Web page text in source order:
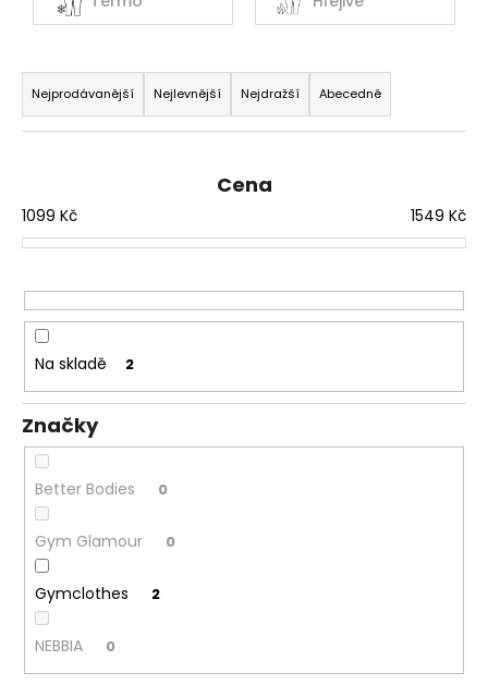
Ř
a
z
í
p
o
d
u
k
t
ů
Nejprodávanější Nejlevnější Nejdražší Abecedně
Cena
1099 Kč 1549 Kč
Na skladě 2
Značky
Better Bodies 0
Gym Glamour 0
Gymclothes 2
NEBBIA 0
n
j
í
t
D
o
p
o
u
m